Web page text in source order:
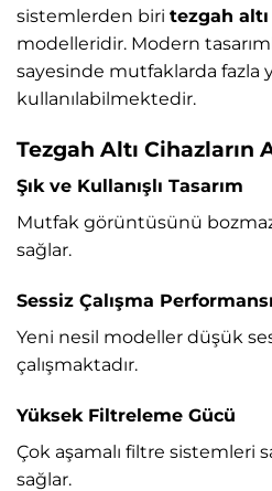
sistemlerden biri tezgah altı
modelleridir. Modern
sayesinde mutfaklarda fazla
kullanılabilmektedir.
Tezgah Altı Cihazların
Şık ve Kullanışlı Tasarım
Mutfak görüntüsünü
sağlar.
Sessiz Çalışma Performansı
Yeni nesil modeller düşük
çalışmaktadır.
Yüksek Filtreleme Gücü
Çok aşamalı filtre sistemleri
sağlar.